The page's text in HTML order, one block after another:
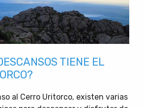
TIENE EL
al Cerro Uritorco, existen varias